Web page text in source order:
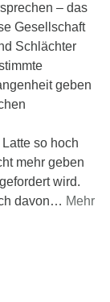
– das
Gesellschaft
Schlächter
geben
so hoch
mehr geben
wird.
davon… Mehr